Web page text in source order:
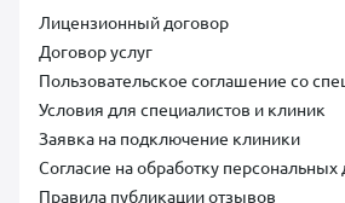
Лицензионный договор
Договор услуг
Пользовательское соглашение со
Условия для специалистов и клиник
Заявка на подключение клиники
Согласие на обработку
Правила публикации отзывов